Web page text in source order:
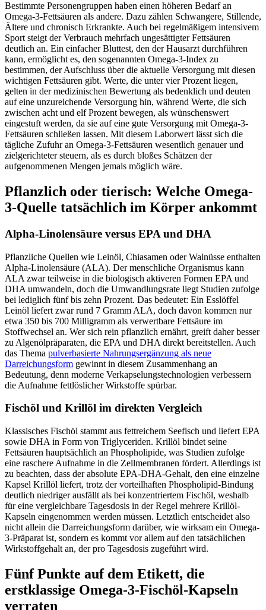
Bestimmte Personengruppen haben einen höheren Bedarf an
Omega-3-Fettsäuren als andere. Dazu zählen Schwangere, Stillende,
Ältere und chronisch Erkrankte. Auch bei regelmäßigem intensivem
Sport steigt der Verbrauch mehrfach ungesättigter Fettsäuren
deutlich an. Ein einfacher Bluttest, den der Hausarzt durchführen
kann, ermöglicht es, den sogenannten Omega-3-Index zu
bestimmen, der Aufschluss über die aktuelle Versorgung mit diesen
wichtigen Fettsäuren gibt. Werte, die unter vier Prozent liegen,
gelten in der medizinischen Bewertung als bedenklich und deuten
auf eine unzureichende Versorgung hin, während Werte, die sich
zwischen acht und elf Prozent bewegen, als wünschenswert
eingestuft werden, da sie auf eine gute Versorgung mit Omega-3-
Fettsäuren schließen lassen. Mit diesem Laborwert lässt sich die
tägliche Zufuhr an Omega-3-Fettsäuren wesentlich genauer und
zielgerichteter steuern, als es durch bloßes Schätzen der
aufgenommenen Mengen jemals möglich wäre.
Pflanzlich oder tierisch: Welche Omega-
3-Quelle tatsächlich im Körper ankommt
Alpha-Linolensäure versus EPA und DHA
Pflanzliche Quellen wie Leinöl, Chiasamen oder Walnüsse enthalten
Alpha-Linolensäure (ALA). Der menschliche Organismus kann
ALA zwar teilweise in die biologisch aktiveren Formen EPA und
DHA umwandeln, doch die Umwandlungsrate liegt Studien zufolge
bei lediglich fünf bis zehn Prozent. Das bedeutet: Ein Esslöffel
Leinöl liefert zwar rund 7 Gramm ALA, doch davon kommen nur
etwa 350 bis 700 Milligramm als verwertbare Fettsäure im
Stoffwechsel an. Wer sich rein pflanzlich ernährt, greift daher besser
zu Algenölpräparaten, die EPA und DHA direkt bereitstellen. Auch
das Thema pulverbasierte Nahrungsergänzung als neue
Darreichungsform gewinnt in diesem Zusammenhang an
Bedeutung, denn moderne Verkapselungstechnologien verbessern
die Aufnahme fettlöslicher Wirkstoffe spürbar.
Fischöl und Krillöl im direkten Vergleich
Klassisches Fischöl stammt aus fettreichem Seefisch und liefert EPA
sowie DHA in Form von Triglyceriden. Krillöl bindet seine
Fettsäuren hauptsächlich an Phospholipide, was Studien zufolge
eine raschere Aufnahme in die Zellmembranen fördert. Allerdings ist
zu beachten, dass der absolute EPA-DHA-Gehalt, den eine einzelne
Kapsel Krillöl liefert, trotz der vorteilhaften Phospholipid-Bindung
deutlich niedriger ausfällt als bei konzentriertem Fischöl, weshalb
für eine vergleichbare Tagesdosis in der Regel mehrere Krillöl-
Kapseln eingenommen werden müssen. Letztlich entscheidet also
nicht allein die Darreichungsform darüber, wie wirksam ein Omega-
3-Präparat ist, sondern es kommt vor allem auf den tatsächlichen
Wirkstoffgehalt an, der pro Tagesdosis zugeführt wird.
Fünf Punkte auf dem Etikett, die
erstklassige Omega-3-Fischöl-Kapseln
verraten